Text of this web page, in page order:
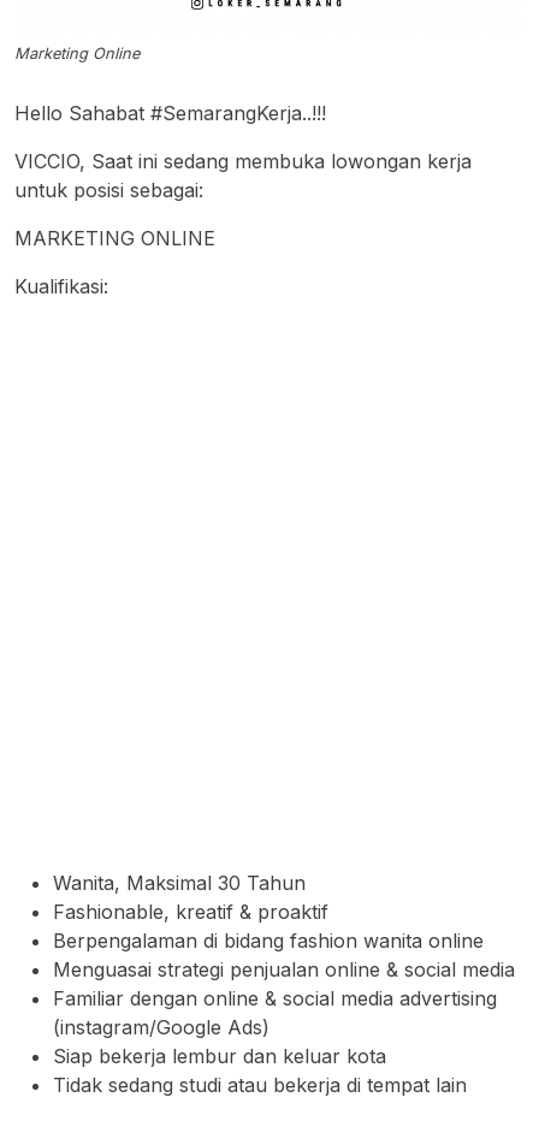
Marketing Online
Hello Sahabat #SemarangKerja..!!!
VICCIO, Saat ini sedang membuka lowongan kerja
untuk posisi sebagai:
MARKETING ONLINE
Kualifikasi:
Wanita, Maksimal 30 Tahun
Fashionable, kreatif & proaktif
Berpengalaman di bidang fashion wanita online
Menguasai strategi penjualan online & social media
Familiar dengan online & social media advertising
(instagram/Google Ads)
Siap bekerja lembur dan keluar kota
Tidak sedang studi atau bekerja di tempat lain